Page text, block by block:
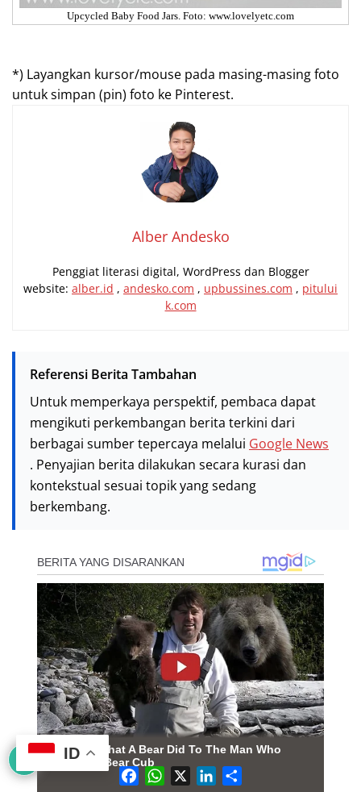
Upcycled Baby Food Jars. Foto: www.lovelyetc.com
*) Layangkan kursor/mouse pada masing-masing foto
untuk simpan (pin) foto ke Pinterest.
Alber Andesko
Penggiat literasi digital, WordPress dan Blogger
website: alber.id , andesko.com , upbussines.com , pitului
k.com
Referensi Berita Tambahan
Untuk memperkaya perspektif, pembaca dapat
mengikuti perkembangan berita terkini dari
berbagai sumber tepercaya melalui Google News
. Penyajian berita dilakukan secara kurasi dan
kontekstual sesuai topik yang sedang
berkembang.
W
h
ID